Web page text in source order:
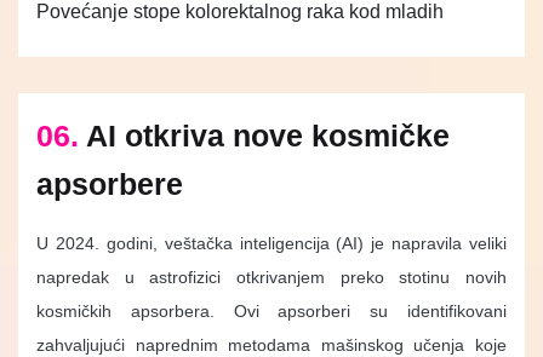
Povećanje stope kolorektalnog raka kod mladih
06. AI otkriva nove kosmičke
apsorbere
U 2024. godini, veštačka inteligencija (AI) je napravila veliki
napredak u astrofizici otkrivanjem preko stotinu novih
kosmičkih apsorbera. Ovi apsorberi su identifikovani
zahvaljujući naprednim metodama mašinskog učenja koje